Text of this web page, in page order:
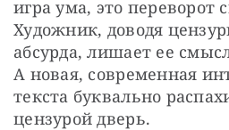
игра ума, это переворот
Художник, доводя
абсурда, лишает ее
А новая, современная
текста буквально
цензурой дверь.